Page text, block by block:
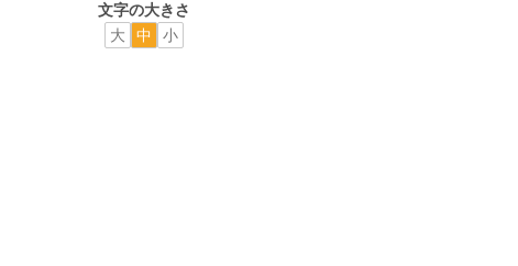
文字の大きさ
大
中 小